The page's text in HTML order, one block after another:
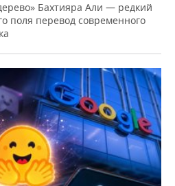
Бахтияра Али — редкий
поля перевод современного